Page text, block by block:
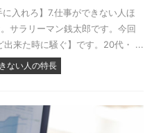
入れろ】7.仕事ができない人ほ
サラリーマン銭太郎です。今回
出来た時に騒ぐ】です。20代・ ...
ない人の特長